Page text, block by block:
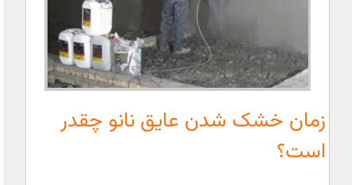
زمان خشک شدن عایق نانو چقدر
است؟